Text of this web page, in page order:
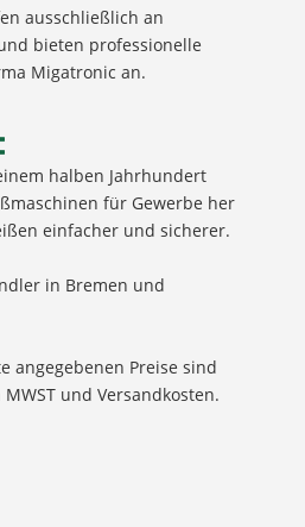
ausschließlich an
bieten professionelle
Migatronic an.
halben Jahrhundert
für Gewerbe her
einfacher und sicherer.
in Bremen und
angegebenen Preise sind
und Versandkosten.